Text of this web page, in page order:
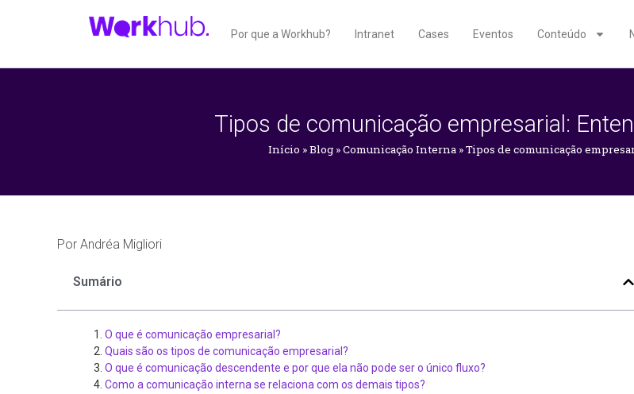
Por que a Workhub? Intranet Cases Eventos Conteúdo
Tipos de comunicação empresarial:
Início »Blog »Comunicação Interna »Tipos de comunicação
Por Andréa Migliori
Sumário
O que é comunicação empresarial?
Quais são os tipos de comunicação empresarial?
O que é comunicação descendente e por que ela não pode ser o único fluxo?
Como a comunicação interna se relaciona com os demais tipos?